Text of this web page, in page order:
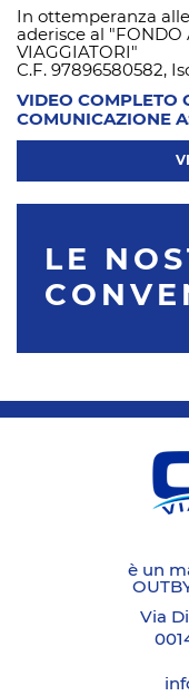
In ottemperanza
aderisce al "FONDO
VIAGGIATORI"
C.F. 97896580582,
VIDEO COMPLETO
COMUNICAZIONE
LE
è un
Via